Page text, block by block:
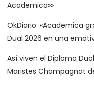
Academica»»
OkDiario: «Academica
Dual 2026 en una
Así viven el Diploma
Maristes Champagnat